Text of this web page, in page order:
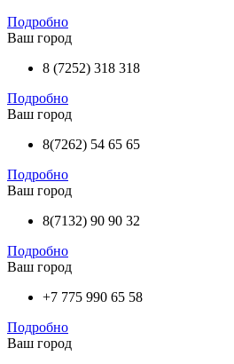
Подробно
Ваш город
8 (7252) 318 318
Подробно
Ваш город
8(7262) 54 65 65
Подробно
Ваш город
8(7132) 90 90 32
Подробно
Ваш город
+7 775 990 65 58
Подробно
Ваш город